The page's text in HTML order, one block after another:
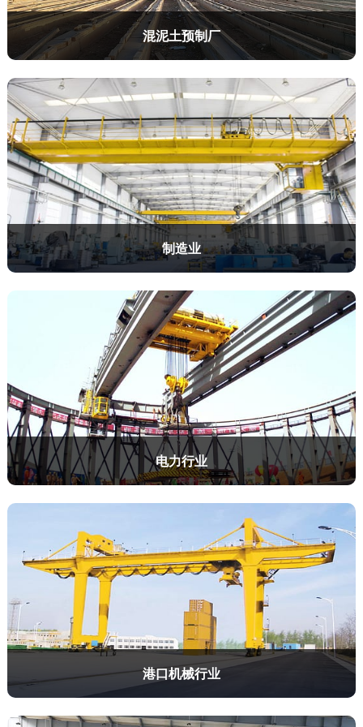
混泥土预制厂
制造业
电力行业
港口机械行业